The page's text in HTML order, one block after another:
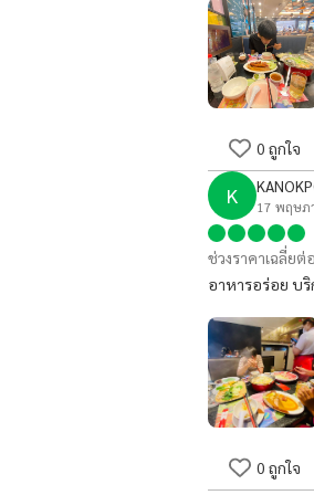
0 ถูกใจ
K 17 พฤษภ
ช่วงราคาเฉลี่ยต่
อาหารอร่อย บริ
0 ถูกใจ